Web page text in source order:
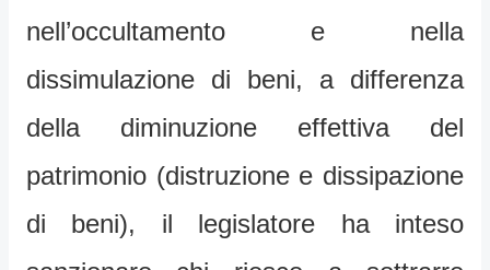
nell’occultamento e nella
dissimulazione di beni, a differenza
della diminuzione effettiva del
patrimonio (distruzione e dissipazione
di beni), il legislatore ha inteso